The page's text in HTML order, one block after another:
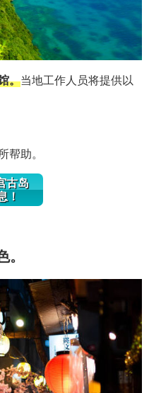
。当地工作人员将提供以
帮助。
古岛
！